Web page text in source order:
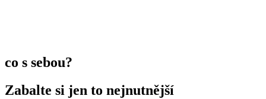
co s sebou?
Zabalte si jen to nejnutnější